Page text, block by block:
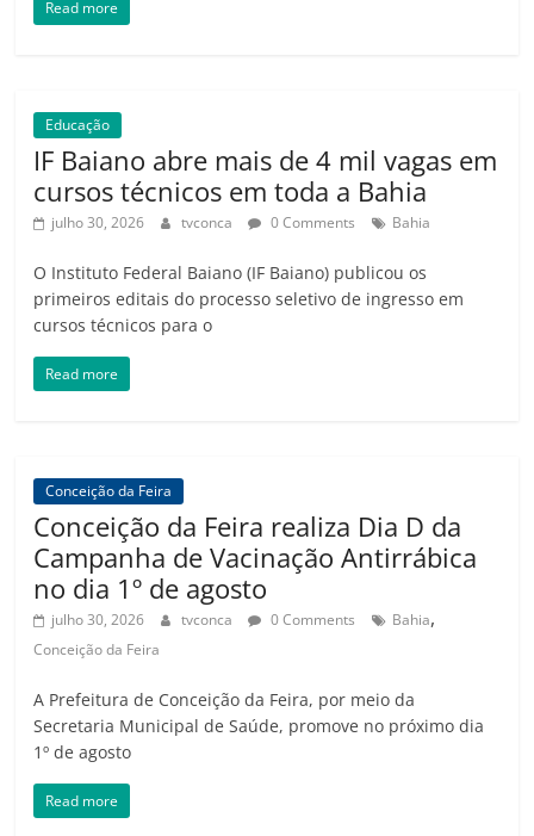
Read more
Educação
IF Baiano abre mais de 4 mil vagas em
cursos técnicos em toda a Bahia
julho 30, 2026 tvconca 0 Comments Bahia
O Instituto Federal Baiano (IF Baiano) publicou os
primeiros editais do processo seletivo de ingresso em
cursos técnicos para o
Read more
Conceição da Feira
Conceição da Feira realiza Dia D da
Campanha de Vacinação Antirrábica
no dia 1º de agosto
julho 30, 2026 tvconca 0 Comments Bahia,
Conceição da Feira
A Prefeitura de Conceição da Feira, por meio da
Secretaria Municipal de Saúde, promove no próximo dia
1º de agosto
Read more